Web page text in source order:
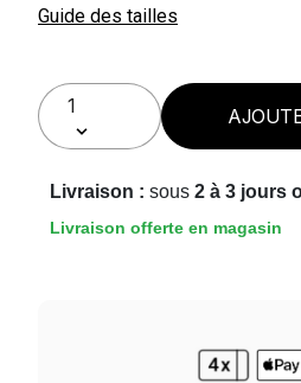
Guide des tailles
Livraison : sous 2 à 3 jours
Livraison offerte en magasin